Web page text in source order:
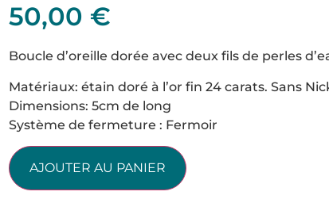
50,00 €
Boucle d’oreille dorée avec deux fils de perles
Matériaux: étain doré à l’or fin 24 carats. Sans
Dimensions: 5cm de long
Système de fermeture : Fermoir
AJOUTER AU PANIER